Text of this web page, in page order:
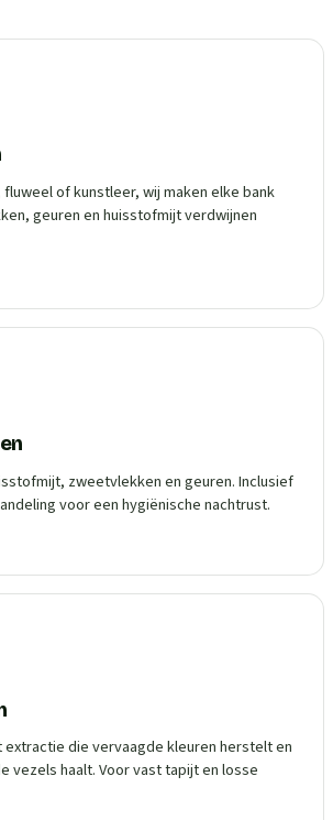
of kunstleer, wij maken elke bank
geuren en huisstofmijt verdwijnen
zweetvlekken en geuren. Inclusief
voor een hygiënische nachtrust.
die vervaagde kleuren herstelt en
vezels haalt. Voor vast tapijt en losse